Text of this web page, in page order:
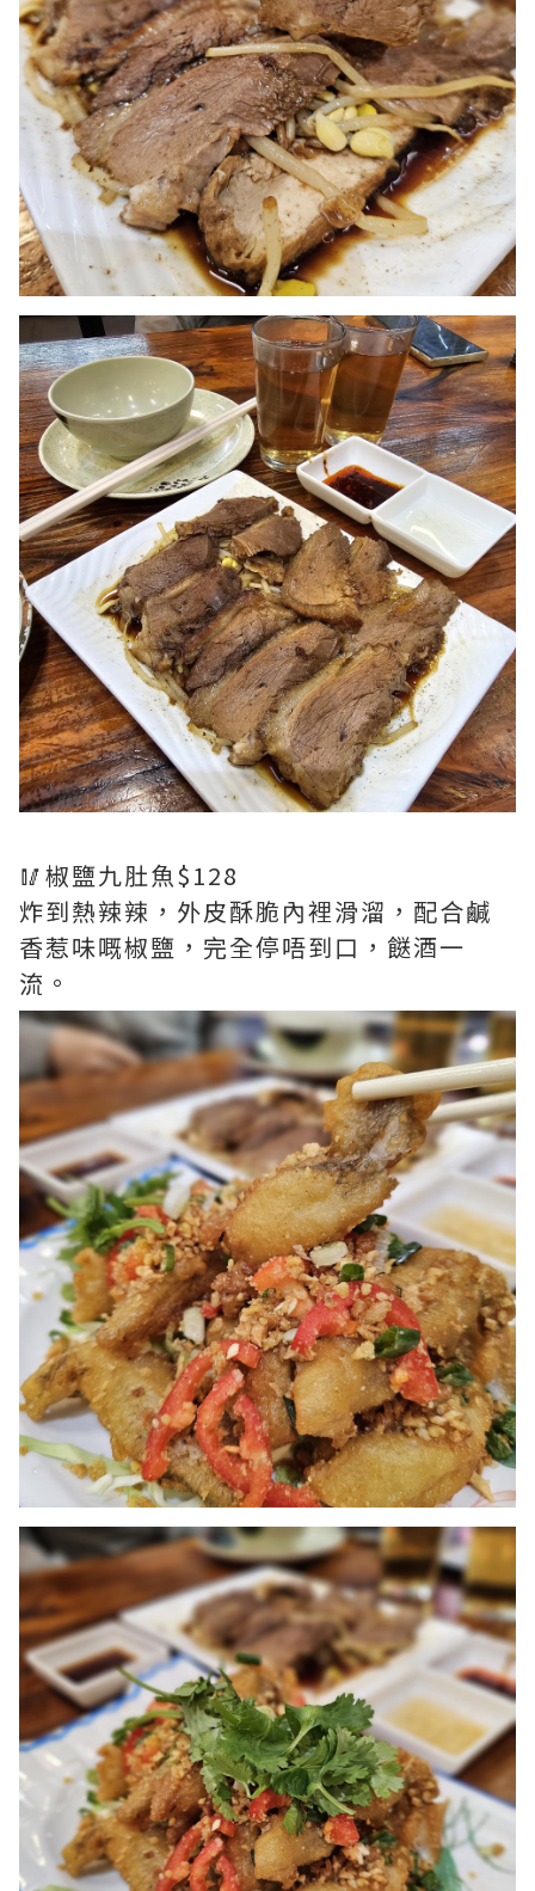
🥢椒鹽九肚魚$128
炸到熱辣辣，外皮酥脆內裡滑溜，配合鹹
香惹味嘅椒鹽，完全停唔到口，餸酒一
流。